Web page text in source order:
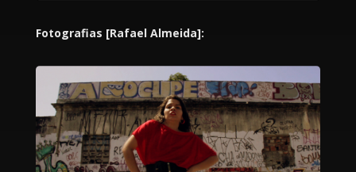
Fotografias [Rafael Almeida]: